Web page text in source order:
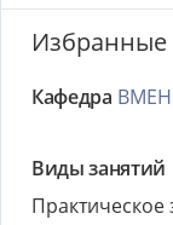
Избранные
Кафедра
Виды занятий
Практическое